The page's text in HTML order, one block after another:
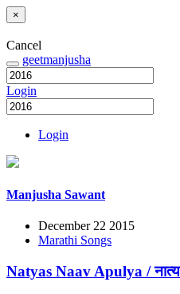
×
Cancel
geetmanjusha
Login
Login
Manjusha Sawant
December 22 2015
Marathi Songs
Natyas Naav Apulya /